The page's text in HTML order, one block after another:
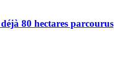
80 hectares parcourus